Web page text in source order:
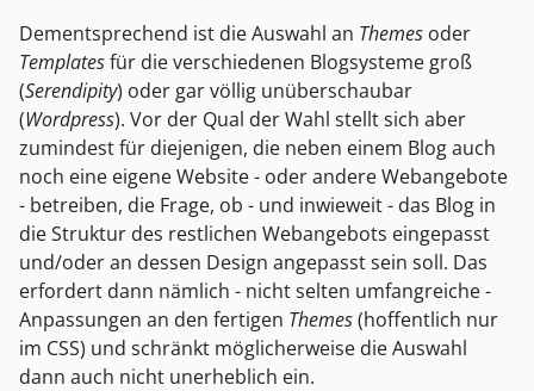
Dementsprechend ist die Auswahl an Themes oder
Templatesfür die verschiedenen Blogsysteme groß
(Serendipity) oder gar völlig unüberschaubar
(Wordpress). Vor der Qual der Wahl stellt sich aber
zumindest für diejenigen, die neben einem Blog auch
noch eine eigene Website - oder andere Webangebote
- betreiben, die Frage, ob - und inwieweit - das Blog in
die Struktur des restlichen Webangebots eingepasst
und/oder an dessen Design angepasst sein soll. Das
erfordert dann nämlich - nicht selten umfangreiche -
Anpassungen an den fertigen Themes(hoffentlich nur
im CSS) und schränkt möglicherweise die Auswahl
dann auch nicht unerheblich ein.